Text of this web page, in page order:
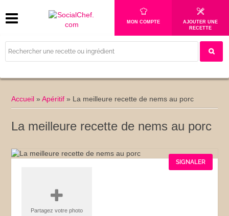
MON COMPTE
AJOUTER UNE
RECETTE
Accueil »Apéritif » La meilleure recette de nems au porc
La meilleure recette de nems au porc
SIGNALER
Partagez votre photo